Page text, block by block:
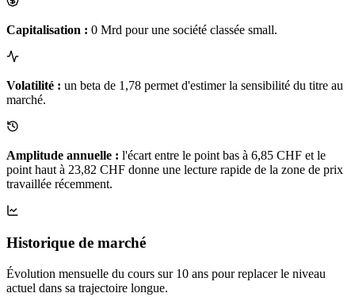
Capitalisation : 0 Mrd pour une société classée small.
Volatilité : un beta de 1,78 permet d'estimer la sensibilité du titre au
marché.
Amplitude annuelle : l'écart entre le point bas à 6,85 CHF et le
point haut à 23,82 CHF donne une lecture rapide de la zone de prix
travaillée récemment.
Historique de marché
Évolution mensuelle du cours sur 10 ans pour replacer le niveau
actuel dans sa trajectoire longue.